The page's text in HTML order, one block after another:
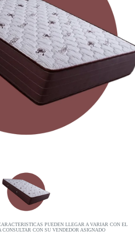
PUEDEN LLEGAR A VARIAR CON EL
CON SU VENDEDOR ASIGNADO